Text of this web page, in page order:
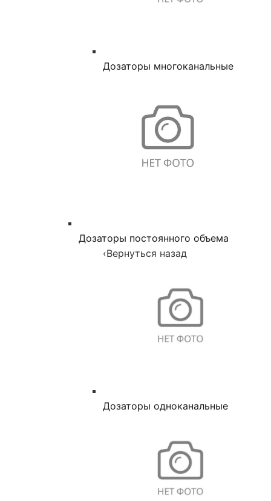
Дозаторы многоканальные
Дозаторы постоянного объема
‹Вернуться назад
Дозаторы одноканальные